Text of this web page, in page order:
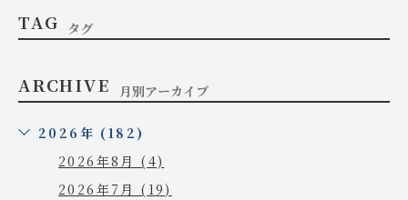
TAG タグ
ARCHIVE 月別アーカイブ
2026年 (182)
2026年8月 (4)
2026年7月 (19)